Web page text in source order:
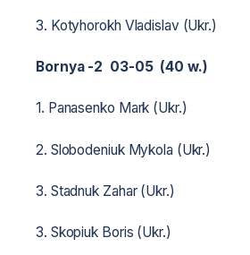
3. Kotyhorokh Vladislav (Ukr.)
Bornya -2 03-05 (40 w.)
1. Panasenko Mark (Ukr.)
2. Slobodeniuk Mykola (Ukr.)
3. Stadnuk Zahar (Ukr.)
3. Skopiuk Boris (Ukr.)